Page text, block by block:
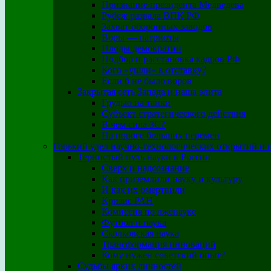
Признание президента Медведева
Рубеж развала ВПК РФ
Захват оборонных заводов
Воры — патриоты
Плоды демократии
Подбор и расстановка кадров РФ
Кого «ушли» в отставку?
Если б не было воров
Закрытая сеть Запада и наша элита
Грудью на танки
Субъект стратегического действия
В чем сила ЗС?
На пороге больших перемен
Горький удел научно-технологических открытий и
Тернистый путь науки в России
Сверх и надсознание
Как приземлили науку и культуру
И как их омертвили
Кризис РАН
Комиссия по лженауке
Футбол и наука
Сколковская наука
Трансформация инноваций
Кому нужен советский опыт?
Судьбы ярких личностей